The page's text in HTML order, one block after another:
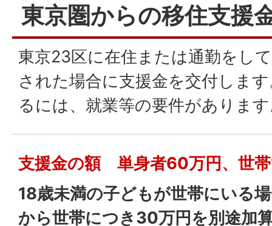
東京圏からの移住支援
東京23区に在住または通勤をし
された場合に支援金を交付しま
るには、就業等の要件がありま
支援金の額 単身者60万円、世
18歳未満の子どもが世帯にいる
から世帯につき30万円を別途加